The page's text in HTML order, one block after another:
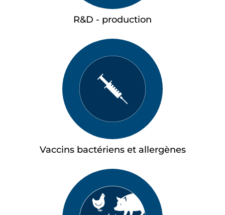
R&D - production
Vaccins bactériens et allergènes